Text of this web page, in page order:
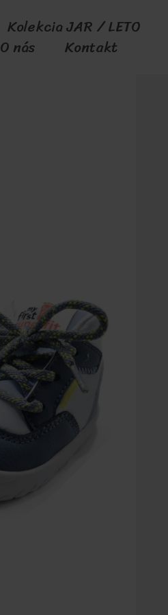
Kolekcia JAR / LETO
O nás Kontakt